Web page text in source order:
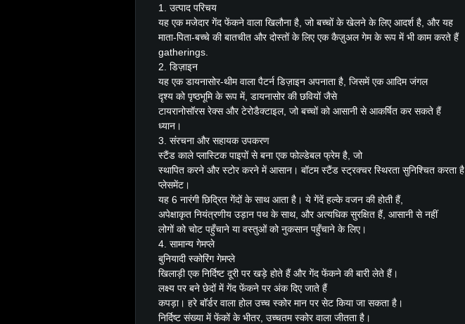
1. उत्पाद परिचय
यह एक मजेदार गेंद फेंकने वाला खिलौना है, जो बच्चों के खेलने के लिए आदर्श है, और यह
माता-पिता-बच्चे की बातचीत और दोस्तों के लिए एक कैज़ुअल गेम के रूप में भी काम करते हैं
gatherings.
2. डिज़ाइन
यह एक डायनासोर-थीम वाला पैटर्न डिज़ाइन अपनाता है, जिसमें एक आदिम जंगल
दृश्य को पृष्ठभूमि के रूप में, डायनासोर की छवियों जैसे
टायरानोसॉरस रेक्स और टेरोडैक्टाइल, जो बच्चों को आसानी से आकर्षित कर सकते हैं
ध्यान।
3. संरचना और सहायक उपकरण
स्टैंड काले प्लास्टिक पाइपों से बना एक फोल्डेबल फ्रेम है, जो
स्थापित करने और स्टोर करने में आसान। बॉटम स्टैंड स्ट्रक्चर स्थिरता सुनिश्चित करता है
प्लेसमेंट।
यह 6 नारंगी छिद्रित गेंदों के साथ आता है। ये गेंदें हल्के वजन की होती हैं,
अपेक्षाकृत नियंत्रणीय उड़ान पथ के साथ, और अत्यधिक सुरक्षित हैं, आसानी से नहीं
लोगों को चोट पहुँचाने या वस्तुओं को नुकसान पहुँचाने के लिए।
4. सामान्य गेमप्ले
बुनियादी स्कोरिंग गेमप्ले
खिलाड़ी एक निर्दिष्ट दूरी पर खड़े होते हैं और गेंद फेंकने की बारी लेते हैं।
लक्ष्य पर बने छेदों में गेंद फेंकने पर अंक दिए जाते हैं
कपड़ा। हरे बॉर्डर वाला होल उच्च स्कोर मान पर सेट किया जा सकता है।
निर्दिष्ट संख्या में फेंकों के भीतर, उच्चतम स्कोर वाला जीतता है।